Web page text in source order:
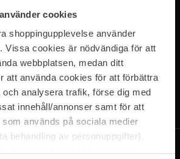
cookies
shoppingupplevelse använder
Vissa cookies är nödvändiga för att
webbplatsen, medan ditt
att använda cookies för att förbättra
analysera trafik, förse dig med
innehåll/annonser samt för att
används på sociala medier
behandling av personuppgifter).
PÅ VÅRA
accepterar du vårIntegritetspolicy.
helst.